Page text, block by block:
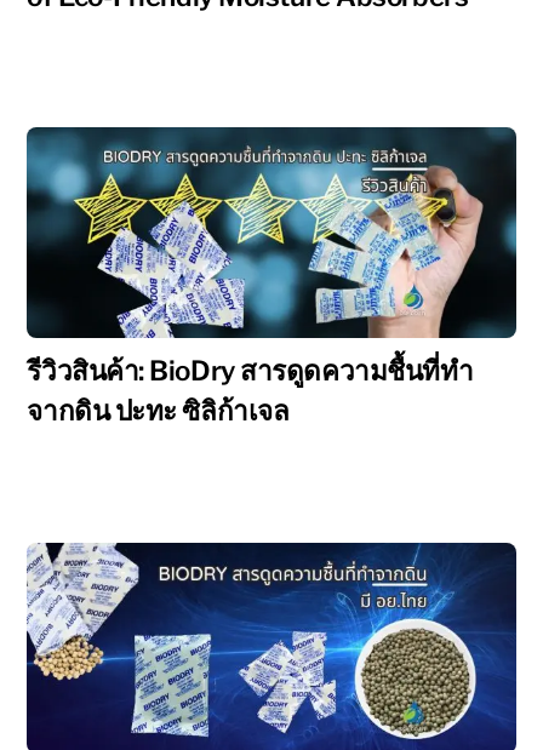
รีวิวสินค้า: BioDry สารดูดความชื้นที่ทำ
จากดิน ปะทะ ซิลิก้าเจล